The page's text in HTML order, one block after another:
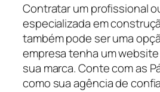
Contratar um profissional
especializada em
também pode ser uma
empresa tenha um
sua marca. Conte com as
como sua agência de